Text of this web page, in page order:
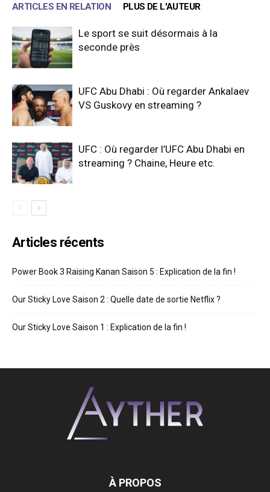
ARTICLES EN RELATION PLUS DE L'AUTEUR
Le sport se suit désormais à la
seconde près
UFC Abu Dhabi : Où regarder Ankalaev
VS Guskovy en streaming ?
UFC : Où regarder l’UFC Abu Dhabi en
streaming ? Chaine, Heure etc.
Articles récents
Power Book 3 Raising Kanan Saison 5 : Explication de la fin !
Our Sticky Love Saison 2 : Quelle date de sortie Netflix ?
Our Sticky Love Saison 1 : Explication de la fin !
À PROPOS